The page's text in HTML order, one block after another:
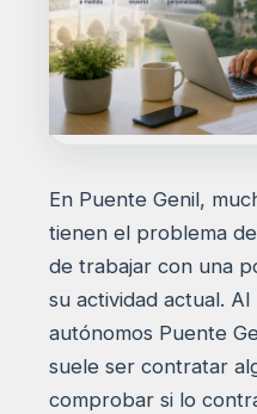
En Puente Genil,
tienen el problema
de trabajar con una
su actividad actual.
autónomos Puente
suele ser contratar
comprobar si lo